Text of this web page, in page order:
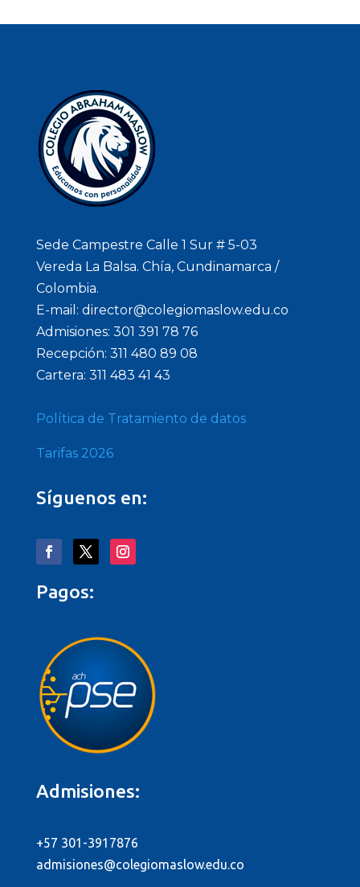
Sede Campestre Calle 1 Sur # 5-03
Vereda La Balsa. Chía, Cundinamarca /
Colombia.
E-mail: director@colegiomaslow.edu.co
Admisiones: 301 391 78 76
Recepción: 311 480 89 08
Cartera: 311 483 41 43
Política de Tratamiento de datos
Tarifas 2026
Síguenos en:
Pagos:
Admisiones:
+57 301-3917876
admisiones@colegiomaslow.edu.co